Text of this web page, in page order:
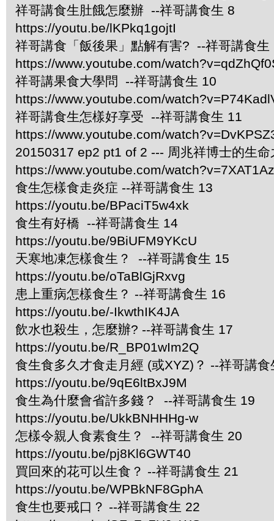
祥哥講食生肚餓怎麼辦 --祥哥講食生 8
https://youtu.be/lKPkq1gojtI
祥哥講食「飯後果」點解有害? --祥哥講食生
https://www.youtube.com/
祥哥講果食大學問 --祥哥講食生 10
https://www.youtube.com/
祥哥講食生怎樣好享受 --祥哥講食生 11
https://www.youtube.com/
20150317 ep2 pt1 of 2 --- 周兆祥博士的生
https://www.youtube.com/
食生怎樣食走炎症 --祥哥講食生 13
https://youtu.be/BPaciT5w4xk
食生有好橋 --祥哥講食生 14
https://youtu.be/9BiUFM9YKcU
天寒地凍怎樣食生？ --祥哥講食生 15
https://youtu.be/oTaBlGjRxvg
患上重病怎樣食生？ --祥哥講食生 16
https://youtu.be/-IkwthIK4JA
飲水也殺生，怎麼辦? --祥哥講食生 17
https://youtu.be/R_BP01wIm2Q
食生食多久才食走月經 (或XYZ)？ --祥哥講食
https://youtu.be/9qE6ltBxJ9M
食生為什麼會省許多錢？ --祥哥講食生 19
https://youtu.be/UkkBNHHHg-w
怎樣令親人食素食生？ --祥哥講食生 20
https://youtu.be/pj8Kl6GWT40
買回來的花可以生食？ --祥哥講食生 21
https://youtu.be/WPBkNF8GphA
食生也要戒口？ --祥哥講食生 22